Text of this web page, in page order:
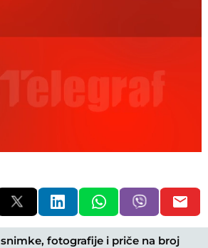
100.00%
fotografije i priče na broj